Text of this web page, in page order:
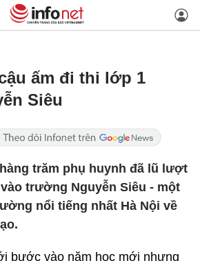
ấm đi thi lớp 1
Siêu
trăm phụ huynh đã lũ lượt
trường Nguyễn Siêu - một
nổi tiếng nhất Hà Nội về
bước vào năm học mới nhưng